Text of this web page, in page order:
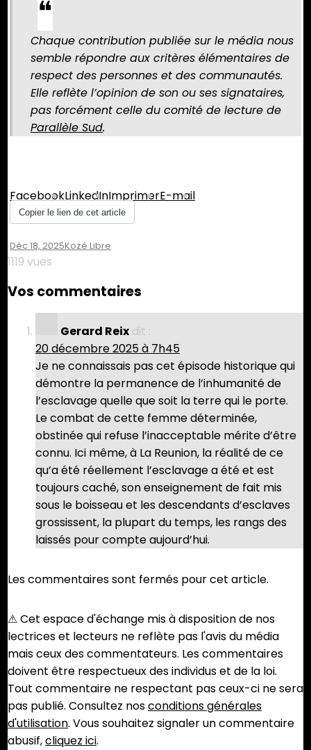
Chaque contribution publiée sur le média nous
semble répondre aux critères élémentaires de
respect des personnes et des communautés.
Elle reflète l’opinion de son ou ses signataires,
pas forcément celle du comité de lecture de
Parallèle Sud.
FacebookLinkedInImprimerE-mail
Copier le lien de cet article
Déc 18, 2025Un
Mary
Première
Femme
Noire
À
Briser
Les
Chaînes
De
Dans
Les
Colonies
Britanniques
Kozé Libre
1119 vues
Vos commentaires
Gerard Reix dit :
20 décembre 2025 à 7h45
Je ne connaissais pas cet épisode historique qui
démontre la permanence de l’inhumanité de
l’esclavage quelle que soit la terre qui le porte.
Le combat de cette femme déterminée,
obstinée qui refuse l’inacceptable mérite d’être
connu. Ici même, à La Reunion, la réalité de ce
qu’a été réellement l’esclavage a été et est
toujours caché, son enseignement de fait mis
sous le boisseau et les descendants d’esclaves
grossissent, la plupart du temps, les rangs des
laissés pour compte aujourd’hui.
Les commentaires sont fermés pour cet article.
⚠︎ Cet espace d'échange mis à disposition de nos
lectrices et lecteurs ne reflète pas l'avis du média
mais ceux des commentateurs. Les commentaires
doivent être respectueux des individus et de la loi.
Tout commentaire ne respectant pas ceux-ci ne sera
pas publié. Consultez nosconditions générales
d'utilisation. Vous souhaitez signaler un commentaire
abusif,cliquez ici.